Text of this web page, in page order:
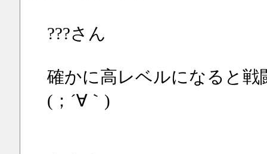
???さん
確かに高レベルになると
(；´∀｀)